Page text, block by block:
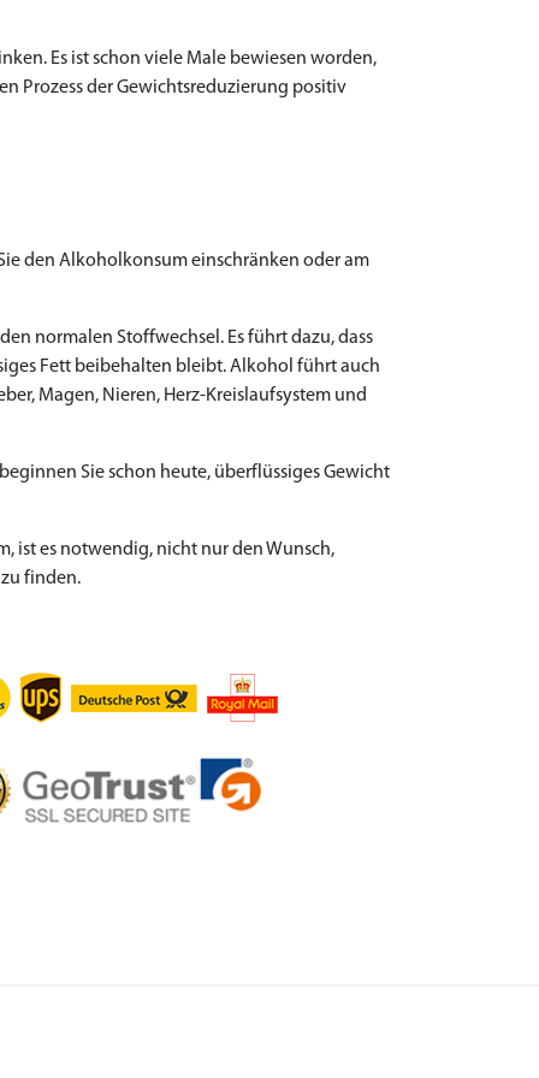
Es ist schon viele Male bewiesen worden,
Prozess der Gewichtsreduzierung positiv
den Alkoholkonsum einschränken oder am
normalen Stoffwechsel. Es führt dazu, dass
Fett beibehalten bleibt. Alkohol führt auch
Magen, Nieren, Herz-Kreislaufsystem und
Sie schon heute, überflüssiges Gewicht
ist es notwendig, nicht nur den Wunsch,
finden.